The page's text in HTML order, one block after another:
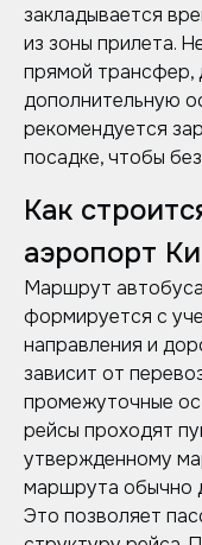
закладывается
из зоны прилета.
прямой трансфер,
дополнительную
рекомендуется
посадке, чтобы
Как
аэропорт
Маршрут
формируется с
направления и
зависит от
промежуточные
рейсы проходят
утвержденному
маршрута обычно
Это позволяет